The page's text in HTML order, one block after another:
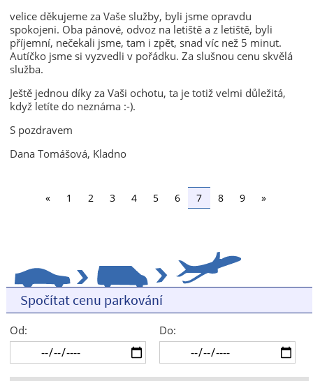
velice děkujeme za Vaše služby, byli jsme opravdu
spokojeni. Oba pánové, odvoz na letiště a z letiště, byli
příjemní, nečekali jsme, tam i zpět, snad víc než 5 minut.
Autíčko jsme si vyzvedli v pořádku. Za slušnou cenu skvělá
služba.
Ještě jednou díky za Vaši ochotu, ta je totiž velmi důležitá,
když letíte do neznáma :-).
S pozdravem
Dana Tomášová, Kladno
« 1 2 3 4 5 6 7 8 9 »
Spočítat cenu parkování
Od: Do: